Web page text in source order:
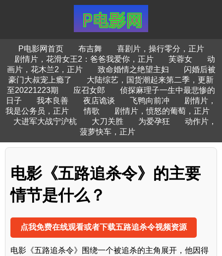
P电影网首页 布吉舞
喜剧片，操行零分，正片
剧情片，花滑女王2：爸爸我爱你，正片
芙蓉女
动
画片，花木兰2，正片
致命婚情之绝望主妇
闪婚后被
豪门大叔宠上瘾了
大陆综艺，国货潮起来第二季，更新
至20221223期
应召女郎
侦探麻理子一生中最悲惨的
日子
我本良善 夜店诡谈 飞鸭向前冲
剧情片，
我是公务员，正片
情歌
剧情片，愤怒的葡萄，正片
大进军大战宁沪杭
大刀关胜 为爱孕狂
动作片，
菠萝快车，正片
电影《五路追杀令》的主要
情节是什么？
点我免费在线观看或者下载五路追杀令视频资源
电影《五路追杀令》围绕一个被追杀的主角展开，他因得